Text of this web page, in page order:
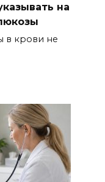
на
в крови не